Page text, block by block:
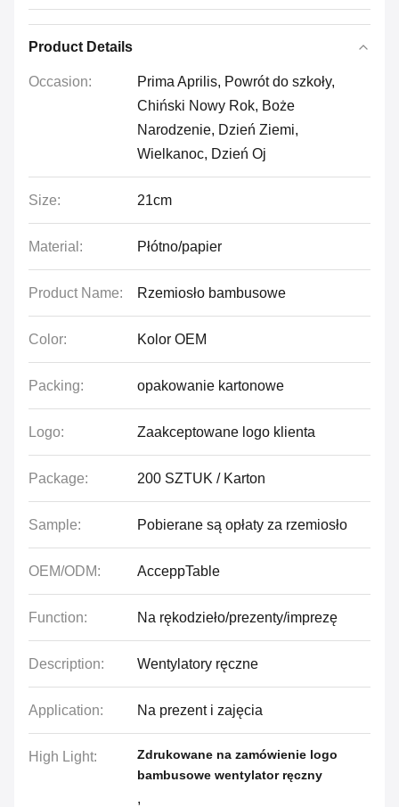
Product Details
Occasion:
Prima Aprilis, Powrót do szkoły,
Chiński Nowy Rok, Boże
Narodzenie, Dzień Ziemi,
Wielkanoc, Dzień Oj
Size: 21cm
Material: Płótno/papier
Product Name: Rzemiosło bambusowe
Color: Kolor OEM
Packing: opakowanie kartonowe
Logo: Zaakceptowane logo klienta
Package: 200 SZTUK / Karton
Sample: Pobierane są opłaty za rzemiosło
OEM/ODM: AcceppTable
Function: Na rękodzieło/prezenty/imprezę
Description: Wentylatory ręczne
Application: Na prezent i zajęcia
High Light:
Zdrukowane na zamówienie logo
bambusowe wentylator ręczny
,